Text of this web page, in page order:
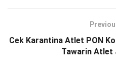
Cek Karantina Atlet PON
Tawarin Atlet